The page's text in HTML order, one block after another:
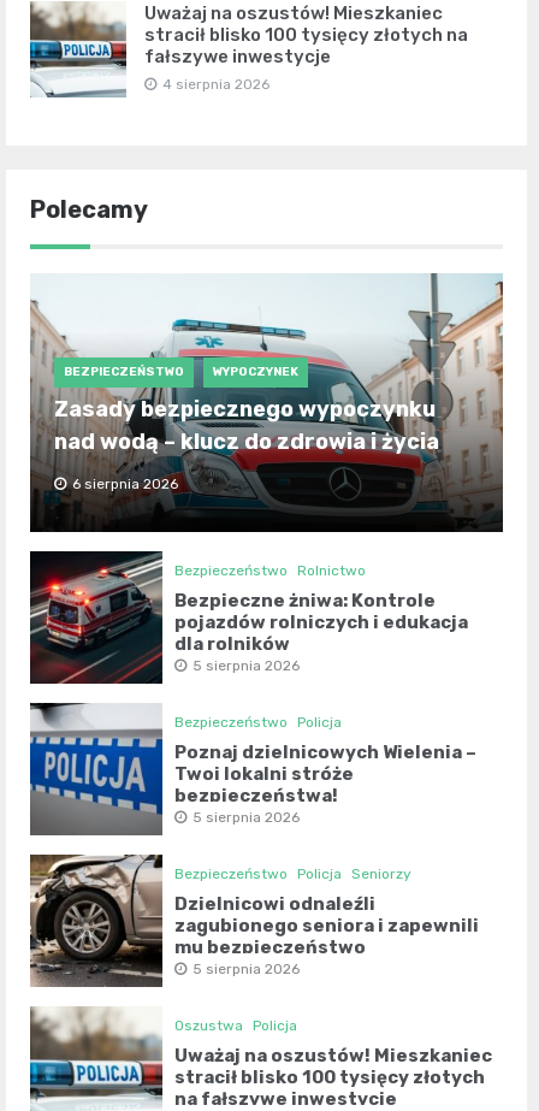
Uważaj na oszustów! Mieszkaniec
stracił blisko 100 tysięcy złotych na
fałszywe inwestycje
4 sierpnia 2026
Polecamy
BEZPIECZEŃSTWO WYPOCZYNEK
Zasady bezpiecznego wypoczynku
nad wodą – klucz do zdrowia i życia
6 sierpnia 2026
Bezpieczeństwo Rolnictwo
Bezpieczne żniwa: Kontrole
pojazdów rolniczych i edukacja
dla rolników
5 sierpnia 2026
Bezpieczeństwo Policja
Poznaj dzielnicowych Wielenia –
Twoi lokalni stróże
bezpieczeństwa!
5 sierpnia 2026
Bezpieczeństwo Policja Seniorzy
Dzielnicowi odnaleźli
zagubionego seniora i zapewnili
mu bezpieczeństwo
5 sierpnia 2026
Oszustwa Policja
Uważaj na oszustów! Mieszkaniec
stracił blisko 100 tysięcy złotych
na fałszywe inwestycje